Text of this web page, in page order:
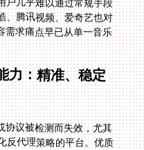
力：精准、稳定
协议被检测而失效，尤其
反代理策略的平台。优质
条"看不见的专属通道"，
路决策系统，能在全球节
影音设计的传输协议，避
程数据加密保障浏览隐
无感连接"——就像插上电